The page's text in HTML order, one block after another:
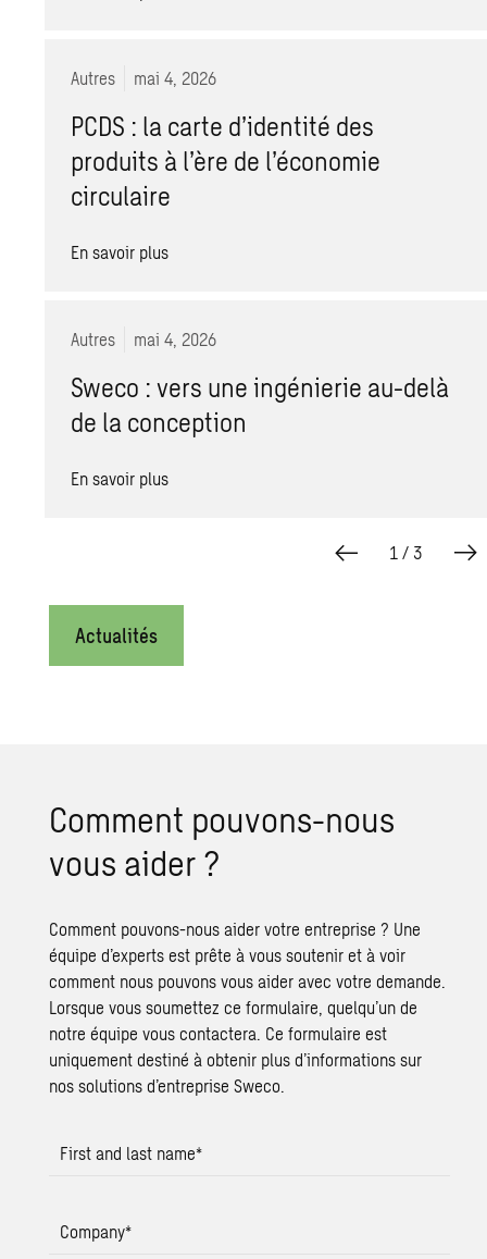
Autres mai 4, 2026
PCDS : la carte d’identité des
produits à l’ère de l’économie
circulaire
En savoir plus
Autres mai 4, 2026
Sweco : vers une ingénierie au-delà
de la conception
En savoir plus
1 / 3
Actualités
Comment pouvons-nous
vous aider ?
Comment pouvons-nous aider votre entreprise ? Une
équipe d’experts est prête à vous soutenir et à voir
comment nous pouvons vous aider avec votre demande.
Lorsque vous soumettez ce formulaire, quelqu’un de
notre équipe vous contactera. Ce formulaire est
uniquement destiné à obtenir plus d’informations sur
nos solutions d’entreprise Sweco.
First and last name*
Company*